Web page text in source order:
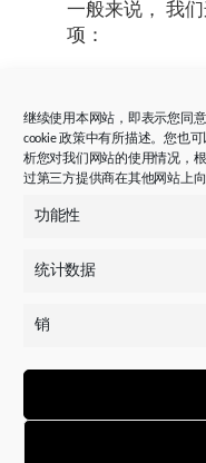
继续使用本网站，即表示您同意
cookie 政策中有所描述。您也
析您对我们网站的使用情况，
过第三方提供商在其他网站上
功能性
统计数据
销
一般来说， 我
项：
✓ 组态与编程
✓ 模拟测试
✓ 试运行
✓ 最终验收